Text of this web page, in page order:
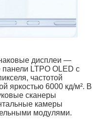
дисплеи —
LTPO OLED с
частотой
яркостью 6000 кд/м². В
сканеры
камеры
модулями.